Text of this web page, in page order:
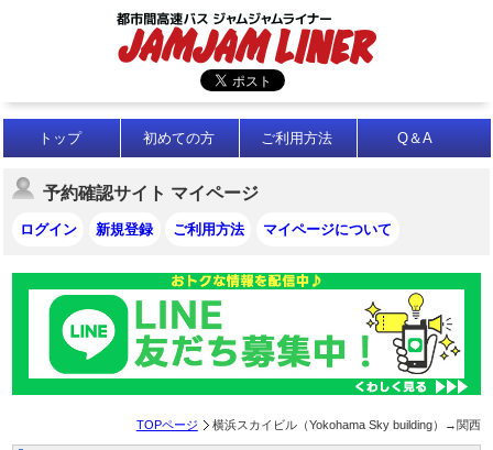
トップ 初めての方 ご利用方法 Q＆A
予約確認サイト マイページ
ログイン 新規登録 ご利用方法 マイページについて
TOPページ 横浜スカイビル（Yokohama Sky building）→関西